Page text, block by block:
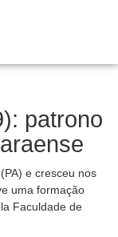
patrono
e cresceu nos
uma formação
Faculdade de